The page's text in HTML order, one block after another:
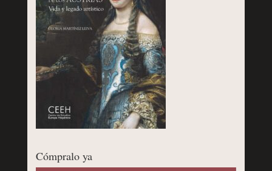
Cómpralo ya